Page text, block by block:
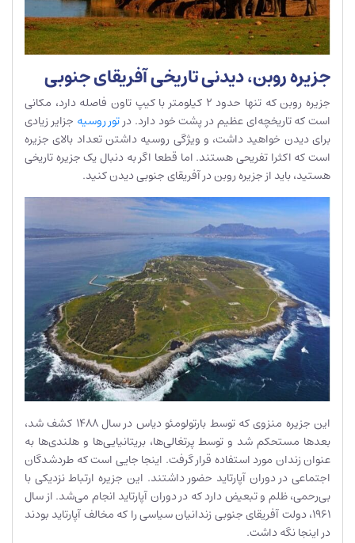
جزیره روبن، دیدنی تاریخی آفریقای جنوبی
جزیره روبن که تنها حدود 2 کیلومتر با کیپ تاون فاصله دارد، مکانی
است که تاریخچه‌ای عظیم در پشت خود دارد. درتور روسیه جزایر زیادی
برای دیدن خواهید داشت، و ویژگی روسیه داشتن تعداد بالای جزیره
است که اکثرا تفریحی هستند. اما قطعا اگر به دنبال یک جزیره تاریخی
هستید، باید از جزیره روبن در آفریقای جنوبی دیدن کنید.
این جزیره منزوی که توسط بارتولومئو دیاس در سال 1488 کشف شد،
بعدها مستحکم شد و توسط پرتغالی‌ها، بریتانیایی‌ها و هلندی‌ها به
عنوان زندان مورد استفاده قرار گرفت. اینجا جایی است که طردشدگان
اجتماعی در دوران آپارتاید حضور داشتند. این جزیره ارتباط نزدیکی با
بی‌رحمی، ظلم و تبعیض دارد که در دوران آپارتاید انجام می‌شد. از سال
1961، دولت آفریقای جنوبی زندانیان سیاسی را که مخالف آپارتاید بودند
در اینجا نگه داشت.